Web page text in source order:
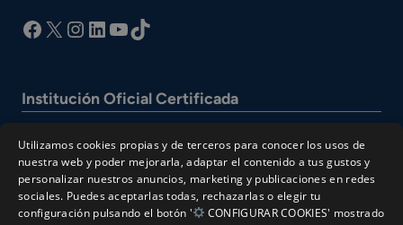
facebook
X Instagram
LinkedIn
YouTube
TikTok
Institución Oficial Certificada
Utilizamos cookies propias y de terceros para conocer los usos de
nuestra web y poder mejorarla, adaptar el contenido a tus gustos y
personalizar nuestros anuncios, marketing y publicaciones en redes
sociales. Puedes aceptarlas todas, rechazarlas o elegir tu
configuración pulsando el botón '
CONFIGURAR COOKIES' mostrado